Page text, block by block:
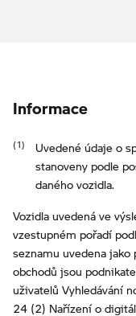
Informace
Uvedené údaje o
stanoveny podle
daného vozidla.
Vozidla uvedená ve
vzestupném pořadí
seznamu uvedena
obchodů jsou
uživatelů Vyhledávání
24 (2) Nařízení o